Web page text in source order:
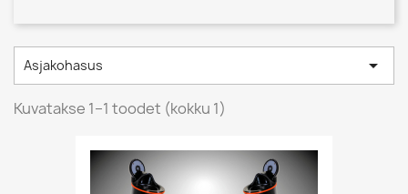
Asjakohasus 
Kuvatakse 1–1 toodet (kokku 1)